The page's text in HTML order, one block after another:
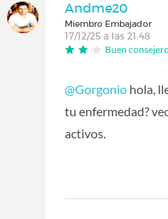
Andme20
Miembro Embajador
17/12/25 a las 21:48
Buen
@Gorgonio hola,
tu enfermedad?
activos.